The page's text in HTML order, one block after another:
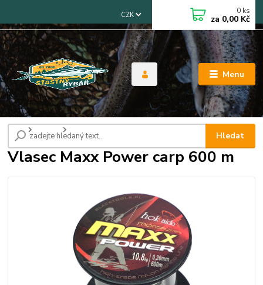
Menu
CZK
Hledat
0 ks
za 0,00 Kč
Úvod Vlasce Vlasec Maxx Power carp 600 m
Vlasec Maxx Power carp 600 m